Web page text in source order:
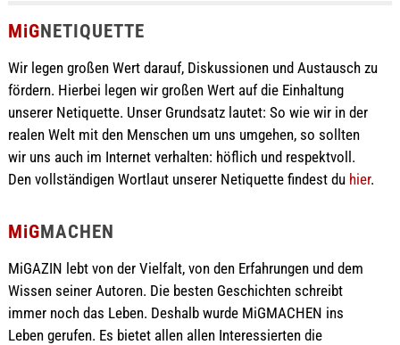
MiGNETIQUETTE
Wir legen großen Wert darauf, Diskussionen und Austausch zu
fördern. Hierbei legen wir großen Wert auf die Einhaltung
unserer Netiquette. Unser Grundsatz lautet: So wie wir in der
realen Welt mit den Menschen um uns umgehen, so sollten
wir uns auch im Internet verhalten: höflich und respektvoll.
Den vollständigen Wortlaut unserer Netiquette findest du hier.
MiGMACHEN
MiGAZIN lebt von der Vielfalt, von den Erfahrungen und dem
Wissen seiner Autoren. Die besten Geschichten schreibt
immer noch das Leben. Deshalb wurde MiGMACHEN ins
Leben gerufen. Es bietet allen allen Interessierten die